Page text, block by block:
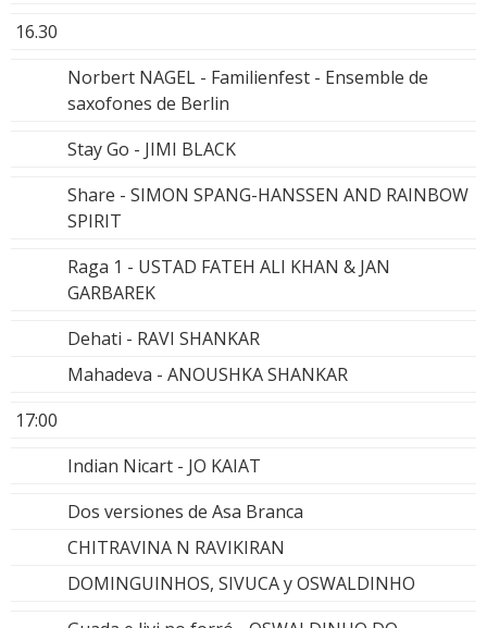
16.30
Norbert NAGEL - Familienfest - Ensemble de
saxofones de Berlin
Stay Go - JIMI BLACK
Share - SIMON SPANG-HANSSEN AND RAINBOW
SPIRIT
Raga 1 - USTAD FATEH ALI KHAN & JAN
GARBAREK
Dehati - RAVI SHANKAR
Mahadeva - ANOUSHKA SHANKAR
17:00
Indian Nicart - JO KAIAT
Dos versiones de Asa Branca
CHITRAVINA N RAVIKIRAN
DOMINGUINHOS, SIVUCA y OSWALDINHO